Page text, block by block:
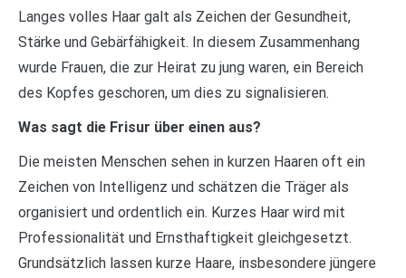
Langes volles Haar galt als Zeichen der Gesundheit,
Stärke und Gebärfähigkeit. In diesem Zusammenhang
wurde Frauen, die zur Heirat zu jung waren, ein Bereich
des Kopfes geschoren, um dies zu signalisieren.
Was sagt die Frisur über einen aus?
Die meisten Menschen sehen in kurzen Haaren oft ein
Zeichen von Intelligenz und schätzen die Träger als
organisiert und ordentlich ein. Kurzes Haar wird mit
Professionalität und Ernsthaftigkeit gleichgesetzt.
Grundsätzlich lassen kurze Haare, insbesondere jüngere